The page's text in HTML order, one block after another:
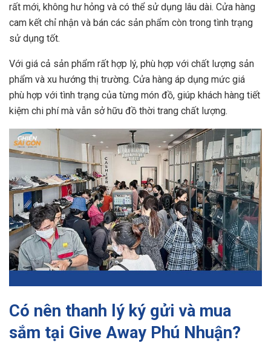
rất mới, không hư hỏng và có thể sử dụng lâu dài. Cửa hàng
cam kết chỉ nhận và bán các sản phẩm còn trong tình trạng
sử dụng tốt.
Với giá cả sản phẩm rất hợp lý, phù hợp với chất lượng sản
phẩm và xu hướng thị trường. Cửa hàng áp dụng mức giá
phù hợp với tình trạng của từng món đồ, giúp khách hàng tiết
kiệm chi phí mà vẫn sở hữu đồ thời trang chất lượng.
Có nên thanh lý ký gửi và mua
sắm tại Give Away Phú Nhuận?